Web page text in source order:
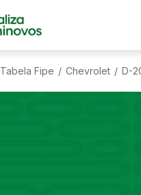
Tabela Fipe / Chevrolet / D-